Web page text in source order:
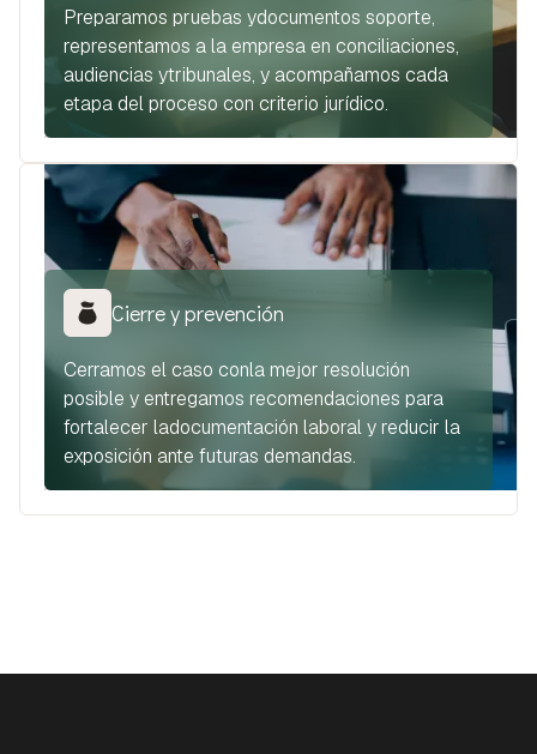
Preparamos pruebas ydocumentos soporte,
representamos a la empresa en conciliaciones,
audiencias ytribunales, y acompañamos cada
etapa del proceso con criterio jurídico.
Cierre y prevención
Cerramos el caso conla mejor resolución
posible y entregamos recomendaciones para
fortalecer ladocumentación laboral y reducir la
exposición ante futuras demandas.